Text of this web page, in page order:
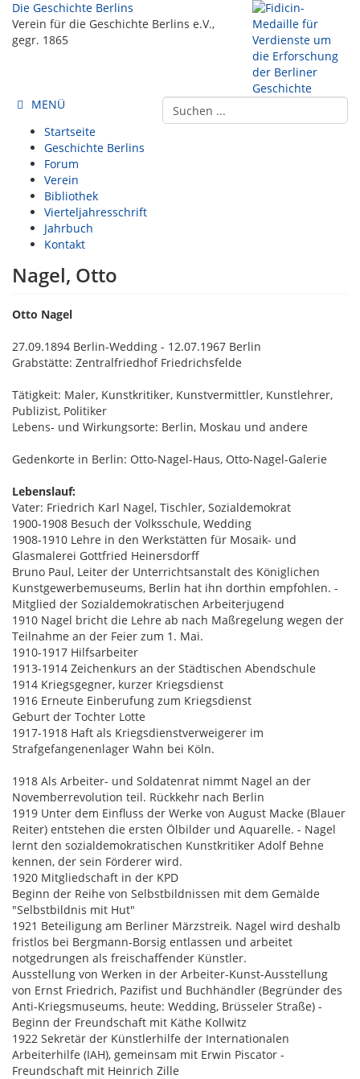
Die Geschichte Berlins
Verein für die Geschichte Berlins e.V.,
gegr. 1865
MENÜ
Startseite
Geschichte Berlins
Forum
Verein
Bibliothek
Vierteljahresschrift
Jahrbuch
Kontakt
Nagel, Otto
Otto Nagel
27.09.1894 Berlin-Wedding - 12.07.1967 Berlin
Grabstätte: Zentralfriedhof Friedrichsfelde
Tätigkeit: Maler, Kunstkritiker, Kunstvermittler, Kunstlehrer,
Publizist, Politiker
Lebens- und Wirkungsorte: Berlin, Moskau und andere
Gedenkorte in Berlin: Otto-Nagel-Haus, Otto-Nagel-Galerie
Lebenslauf:
Vater: Friedrich Karl Nagel, Tischler, Sozialdemokrat
1900-1908 Besuch der Volksschule, Wedding
1908-1910 Lehre in den Werkstätten für Mosaik- und
Glasmalerei Gottfried Heinersdorff
Bruno Paul, Leiter der Unterrichtsanstalt des Königlichen
Kunstgewerbemuseums, Berlin hat ihn dorthin empfohlen. -
Mitglied der Sozialdemokratischen Arbeiterjugend
1910 Nagel bricht die Lehre ab nach Maßregelung wegen der
Teilnahme an der Feier zum 1. Mai.
1910-1917 Hilfsarbeiter
1913-1914 Zeichenkurs an der Städtischen Abendschule
1914 Kriegsgegner, kurzer Kriegsdienst
1916 Erneute Einberufung zum Kriegsdienst
Geburt der Tochter Lotte
1917-1918 Haft als Kriegsdienstverweigerer im
Strafgefangenenlager Wahn bei Köln.
1918 Als Arbeiter- und Soldatenrat nimmt Nagel an der
Novemberrevolution teil. Rückkehr nach Berlin
1919 Unter dem Einfluss der Werke von August Macke (Blauer
Reiter) entstehen die ersten Ölbilder und Aquarelle. - Nagel
lernt den sozialdemokratischen Kunstkritiker Adolf Behne
kennen, der sein Förderer wird.
1920 Mitgliedschaft in der KPD
Beginn der Reihe von Selbstbildnissen mit dem Gemälde
"Selbstbildnis mit Hut"
1921 Beteiligung am Berliner Märzstreik. Nagel wird deshalb
fristlos bei Bergmann-Borsig entlassen und arbeitet
notgedrungen als freischaffender Künstler.
Ausstellung von Werken in der Arbeiter-Kunst-Ausstellung
von Ernst Friedrich, Pazifist und Buchhändler (Begründer des
Anti-Kriegsmuseums, heute: Wedding, Brüsseler Straße) -
Beginn der Freundschaft mit Käthe Kollwitz
1922 Sekretär der Künstlerhilfe der Internationalen
Arbeiterhilfe (IAH), gemeinsam mit Erwin Piscator -
Freundschaft mit Heinrich Zille